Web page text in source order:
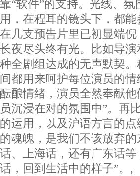
靠“软件”的支持。光线、
用，在程耳的镜头下，都
在几支预告片里已初显端
长夜尽头终有光。比如导
种全剧组达成的无声默契
间都用来呵护每位演员的
酝酿情绪，演员全然奉献
员沉浸在对的氛围中”。再
的运用，以及沪语方言的
的魂魄，是我们不该放弃
话、上海话，还有广东话
话，回到生活中的样子”